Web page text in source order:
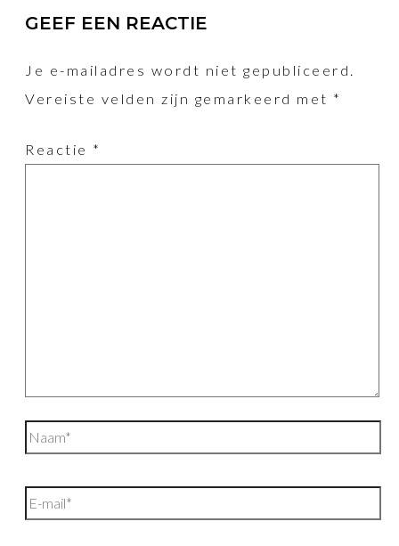
GEEF EEN REACTIE
Je e-mailadres wordt niet gepubliceerd.
Vereiste velden zijn gemarkeerd met *
Reactie *
Naam*
E-